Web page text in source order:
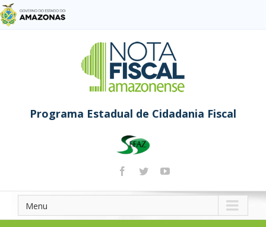
Programa Estadual de Cidadania Fiscal
Menu